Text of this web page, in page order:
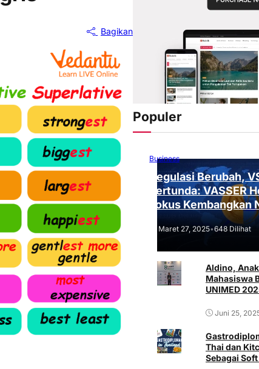
Bagikan
Populer
Business
Regulasi Berubah,
Tertunda: VASSER
Fokus Kembangkan
Tantangan Regulasi!
Maret 27, 2025•648 Dilihat
Aldino,
Mahasiswa
UNIMED
Juni 25,
Thai dan
Sebagai